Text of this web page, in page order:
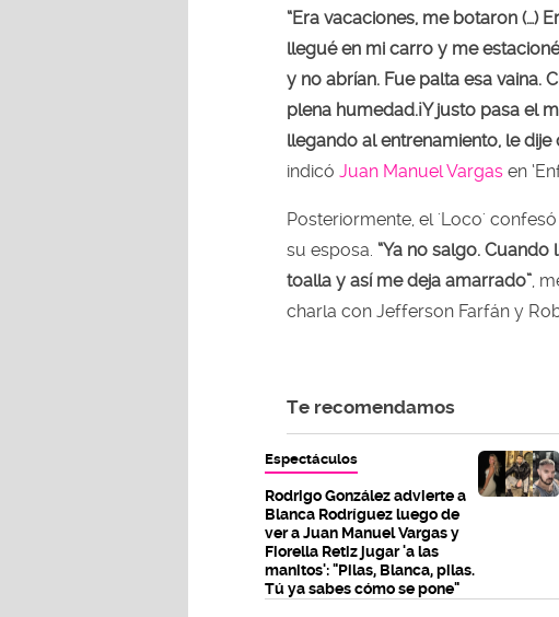
“Era vacaciones, me botaron (…)
llegué en mi carro y me
y no abrían. Fue palta esa vaina.
plena humedad.¡Y justo pasa el
llegando al entrenamiento, le
indicó Juan Manuel Vargas en
Posteriormente, el 'Loco'
su esposa. “Ya no salgo.
toalla y así me deja amarrado” ,
charla con Jefferson Farfán y
Te recomendamos
Espectáculos
Rodrigo González advierte a
Blanca Rodríguez luego de
ver a Juan Manuel Vargas y
Fiorella Retiz jugar 'a las
manitos': "Pilas, Blanca, pilas.
Tú ya sabes cómo se pone"